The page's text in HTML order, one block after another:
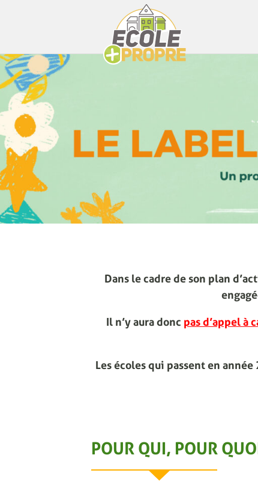
Dans le cadre de son plan
Il n’y aura donc pas d’appel à
Les écoles qui passent en
POUR QUI, POUR